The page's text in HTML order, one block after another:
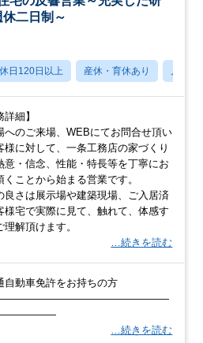
二日制～
休日120日以上 産休・育休あり 月残業
詳細】
へのご来場、WEBにてお問合せ頂い
様に対して、一条工務店の家づくり
意・信念、性能・特長等を丁寧にお
くことから始まる営業です。
良さは展示場や建築現場、ご入居済
様宅で実際に見て、触れて、体感す
理解頂けます。
…続きを読む
動車免許をお持ちの方
…続きを読む